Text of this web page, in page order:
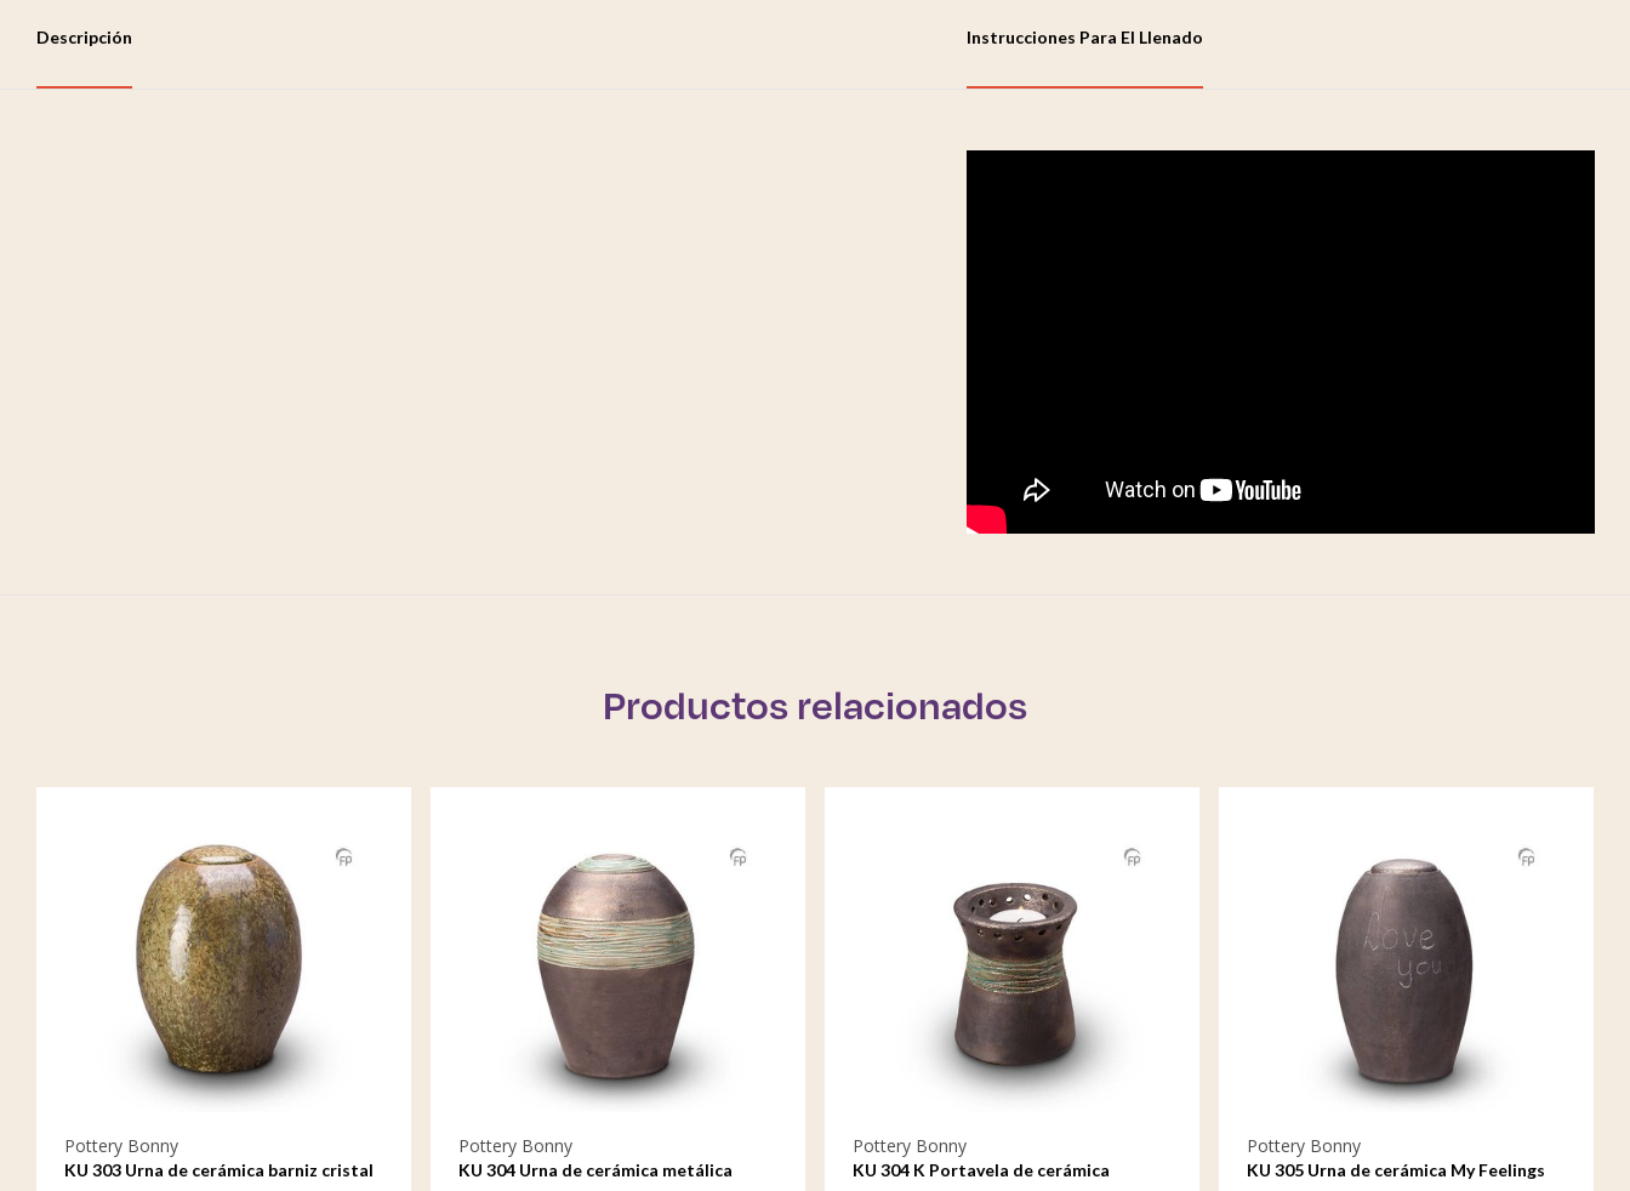
Descripción Instrucciones Para El Llenado
Productos relacionados
Pottery Bonny
KU 303 Urna de cerámica barniz cristal
Pottery Bonny
KU 304 Urna de cerámica metálica
Pottery Bonny
KU 304 K Portavela de cerámica
Pottery Bonny
KU 305 Urna de cerámica My Feelings